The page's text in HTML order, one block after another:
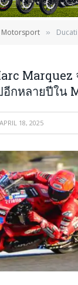
Motorsport » Ducati เตือน!
Marquez
กหลายปีใน
APRIL 18, 2025